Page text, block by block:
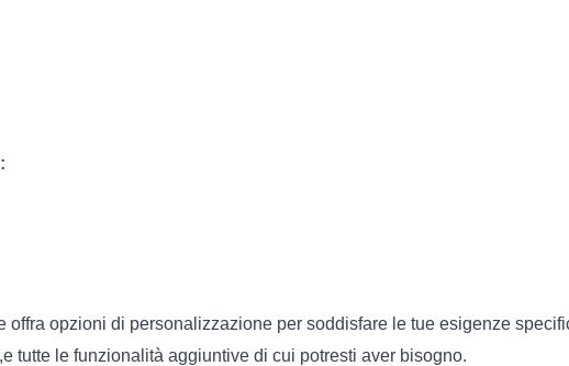
offra opzioni di personalizzazione per soddisfare le tue esigenze
tutte le funzionalità aggiuntive di cui potresti aver bisogno.